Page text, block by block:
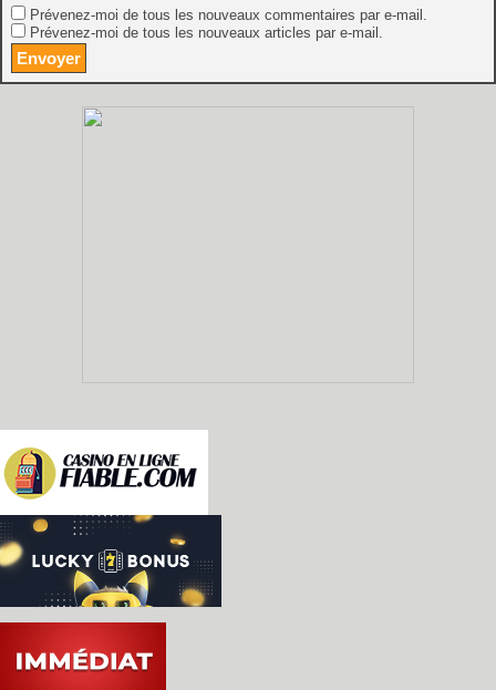
Prévenez-moi de tous les nouveaux commentaires par e-mail.
Prévenez-moi de tous les nouveaux articles par e-mail.